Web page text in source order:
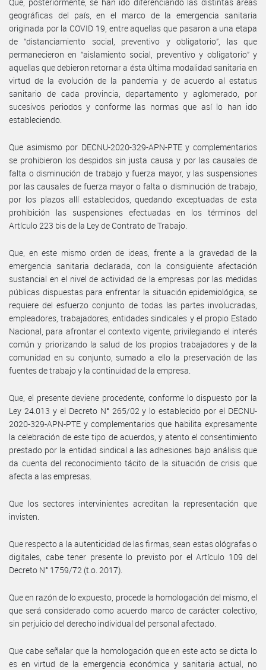
geográficas del país, en el marco de la emergencia sanitaria
originada por la COVID 19, entre aquellas que pasaron a una etapa
de “distanciamiento social, preventivo y obligatorio”, las que
permanecieron en “aislamiento social, preventivo y obligatorio” y
aquellas que debieron retornar a ésta última modalidad sanitaria en
virtud de la evolución de la pandemia y de acuerdo al estatus
sanitario de cada provincia, departamento y aglomerado, por
sucesivos periodos y conforme las normas que así lo han ido
estableciendo.
Que asimismo por DECNU-2020-329-APN-PTE y complementarios
se prohibieron los despidos sin justa causa y por las causales de
falta o disminución de trabajo y fuerza mayor, y las suspensiones
por las causales de fuerza mayor o falta o disminución de trabajo,
por los plazos allí establecidos, quedando exceptuadas de esta
prohibición las suspensiones efectuadas en los términos del
Artículo 223 bis de la Ley de Contrato de Trabajo.
Que, en este mismo orden de ideas, frente a la gravedad de la
emergencia sanitaria declarada, con la consiguiente afectación
sustancial en el nivel de actividad de la empresas por las medidas
públicas dispuestas para enfrentar la situación epidemiológica, se
requiere del esfuerzo conjunto de todas las partes involucradas,
empleadores, trabajadores, entidades sindicales y el propio Estado
Nacional, para afrontar el contexto vigente, privilegiando el interés
común y priorizando la salud de los propios trabajadores y de la
comunidad en su conjunto, sumado a ello la preservación de las
fuentes de trabajo y la continuidad de la empresa.
Que, el presente deviene procedente, conforme lo dispuesto por la
Ley 24.013 y el Decreto N° 265/02 y lo establecido por el DECNU-
2020-329-APN-PTE y complementarios que habilita expresamente
la celebración de este tipo de acuerdos, y atento el consentimiento
prestado por la entidad sindical a las adhesiones bajo análisis que
da cuenta del reconocimiento tácito de la situación de crisis que
afecta a las empresas.
Que los sectores intervinientes acreditan la representación que
invisten.
Que respecto a la autenticidad de las firmas, sean estas ológrafas o
digitales, cabe tener presente lo previsto por el Artículo 109 del
Decreto N° 1759/72 (t.o. 2017).
Que en razón de lo expuesto, procede la homologación del mismo, el
que será considerado como acuerdo marco de carácter colectivo,
sin perjuicio del derecho individual del personal afectado.
Que cabe señalar que la homologación que en este acto se dicta lo
es en virtud de la emergencia económica y sanitaria actual, no